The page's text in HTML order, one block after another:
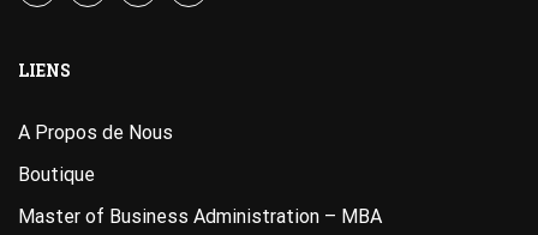
LIENS
A Propos de Nous
Boutique
Master of Business Administration – MBA